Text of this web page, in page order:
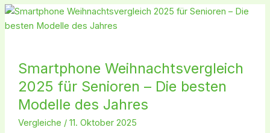
Smartphone Weihnachtsvergleich
2025 für Senioren – Die besten
Modelle des Jahres
Vergleiche / 11. Oktober 2025
Smartphone
Weihnachtsvergleich
Senioren
–
Die
besten
Modelle